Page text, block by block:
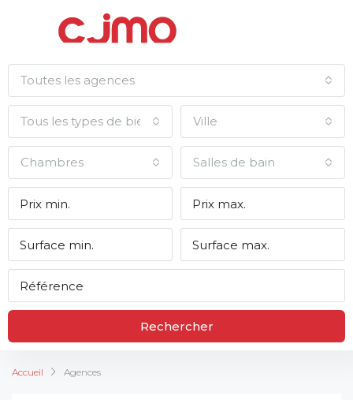
Toutes les agences
Tous les types de biens Ville
Chambres Salles de bain
Rechercher
Accueil Agences